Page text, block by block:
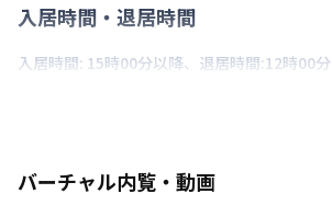
入居時間・退居時間
入居時間: 15時00分以降、退居時間:12時00分
バーチャル内覧・動画